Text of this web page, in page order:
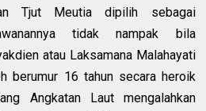
Tjut Meutia dipilih sebagai
tidak nampak bila
atau Laksamana Malahayati
berumur 16 tahun secara heroik
Angkatan Laut mengalahkan